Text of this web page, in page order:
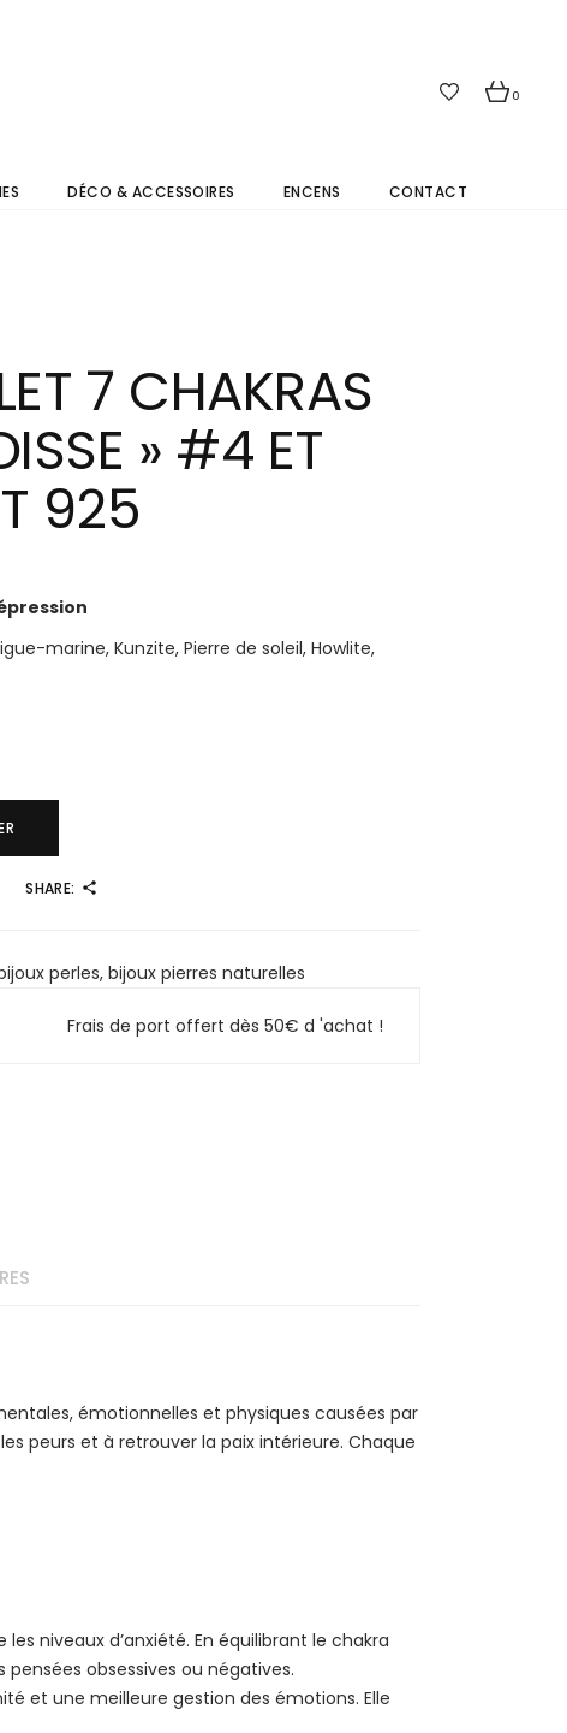
0
DÉCO & ACCESSOIRES ENCENS CONTACT
7 CHAKRAS
» #4 ET
925
marine, Kunzite, Pierre de soleil, Howlite,
SHARE:
perles,bijoux pierres naturelles
Frais de port offert dès 50€ d 'achat !
émotionnelles et physiques causées par
peurs et à retrouver la paix intérieure. Chaque
niveaux d’anxiété. En équilibrant le chakra
obsessives ou négatives.
et une meilleure gestion des émotions. Elle